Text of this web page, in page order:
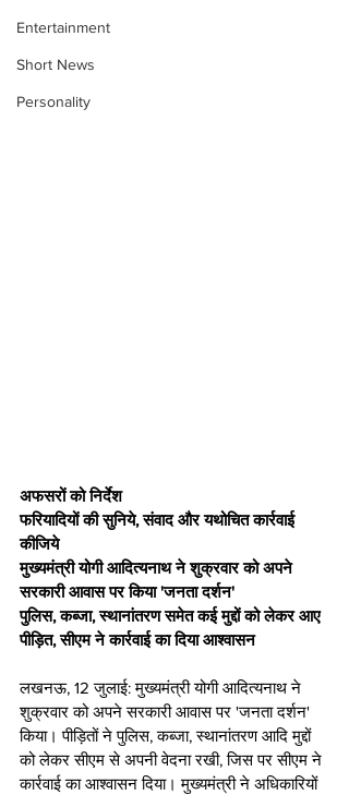
Entertainment
Short News
Personality
अफसरों को निर्देश
फरियादियों की सुनिये, संवाद और यथोचित कार्रवाई
कीजिये
मुख्यमंत्री योगी आदित्यनाथ ने शुक्रवार को अपने
सरकारी आवास पर किया 'जनता दर्शन'
पुलिस, कब्जा, स्थानांतरण समेत कई मुद्दों को लेकर आए
पीड़ित, सीएम ने कार्रवाई का दिया आश्वासन
लखनऊ, 12 जुलाई: मुख्यमंत्री योगी आदित्यनाथ ने
शुक्रवार को अपने सरकारी आवास पर 'जनता दर्शन'
किया। पीड़ितों ने पुलिस, कब्जा, स्थानांतरण आदि मुद्दों
को लेकर सीएम से अपनी वेदना रखी, जिस पर सीएम ने
कार्रवाई का आश्वासन दिया। मुख्यमंत्री ने अधिकारियों